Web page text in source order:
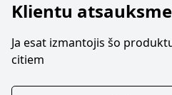
Klientu
Ja esat izmantojis šo
citiem